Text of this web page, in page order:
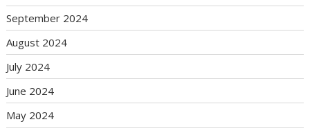
September 2024
August 2024
July 2024
June 2024
May 2024